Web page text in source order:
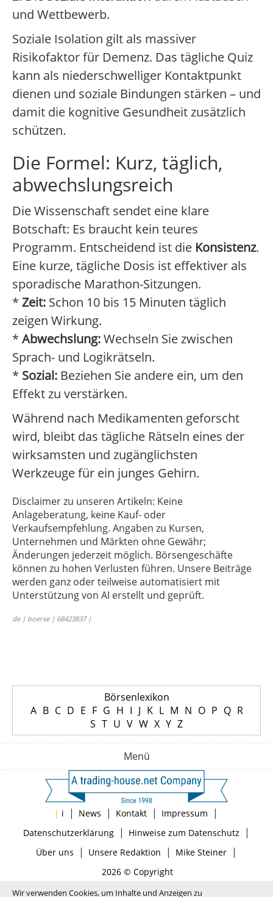
und Wettbewerb.
Soziale Isolation gilt als massiver
Risikofaktor für Demenz. Das tägliche Quiz
kann als niederschwelliger Kontaktpunkt
dienen und soziale Bindungen stärken – und
damit die kognitive Gesundheit zusätzlich
schützen.
Die Formel: Kurz, täglich,
abwechslungsreich
Die Wissenschaft sendet eine klare
Botschaft: Es braucht kein teures
Programm. Entscheidend ist die Konsistenz.
Eine kurze, tägliche Dosis ist effektiver als
sporadische Marathon-Sitzungen.
* Zeit: Schon 10 bis 15 Minuten täglich
zeigen Wirkung.
* Abwechslung:Wechseln Sie zwischen
Sprach- und Logikrätseln.
* Sozial: Beziehen Sie andere ein, um den
Effekt zu verstärken.
Während nach Medikamenten geforscht
wird, bleibt das tägliche Rätseln eines der
wirksamsten und zugänglichsten
Werkzeuge für ein junges Gehirn.
Disclaimer zu unseren Artikeln: Keine
Anlageberatung, keine Kauf- oder
Verkaufsempfehlung. Angaben zu Kursen,
Unternehmen und Märkten ohne Gewähr;
Änderungen jederzeit möglich. Börsengeschäfte
können zu hohen Verlusten führen. Unsere Beiträge
werden ganz oder teilweise automatisiert mit
Unterstützung von AI erstellt und geprüft.
de | boerse | 68423837 |
Börsenlexikon
A B C D E F G H I J K L M N O P Q R
S T U V W X Y Z
Menü
| i | News | Kontakt | Impressum |
Datenschutzerklärung| Hinweise zum Datenschutz |
Über uns | Unsere Redaktion | Mike Steiner|
2026 © Copyright
Wir verwenden Cookies, um Inhalte und Anzeigen zu